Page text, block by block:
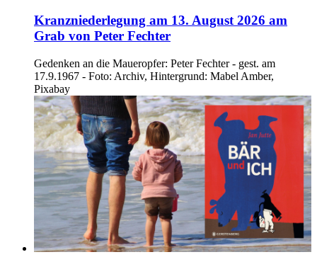
Kranzniederlegung am 13. August 2026 am
Grab von Peter Fechter
Gedenken an die Maueropfer: Peter Fechter - gest. am
17.9.1967 - Foto: Archiv, Hintergrund: Mabel Amber,
Pixabay